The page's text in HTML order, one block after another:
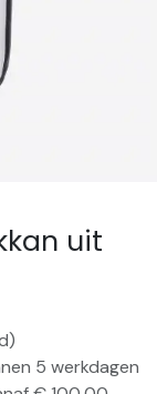
uit
5 werkdagen